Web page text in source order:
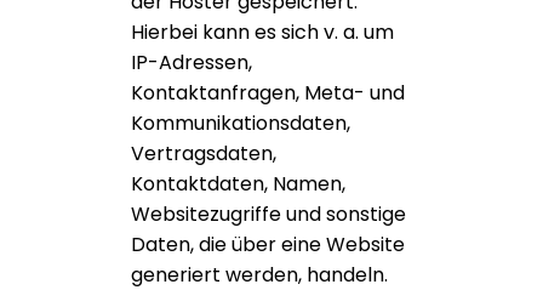
Hierbei kann es sich v. a. um
IP-Adressen,
Kontaktanfragen, Meta- und
Kommunikationsdaten,
Vertragsdaten,
Kontaktdaten, Namen,
Websitezugriffe und sonstige
Daten, die über eine Website
generiert werden, handeln.